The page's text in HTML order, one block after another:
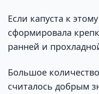
Если капуста к
сформировала
ранней и
Большое
считалось добрым